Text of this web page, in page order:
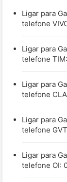
Ligar para
telefone
Ligar para
telefone
Ligar para
telefone
Ligar para
telefone
Ligar para
telefone OI: